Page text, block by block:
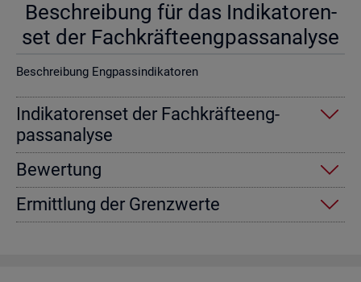
Be­schrei­bung für das In­di­ka­to­ren­
set der Fach­kräf­te­eng­pass­ana­ly­se
Be­schrei­bung Eng­pas­sin­di­ka­to­ren
In­di­ka­to­ren­set der Fach­kräf­te­eng­
pass­ana­ly­se
Be­wer­tung
Er­mitt­lung der Grenz­wer­te